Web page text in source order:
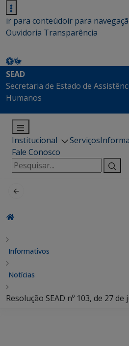
ir para conteúdoir para
Ouvidoria Transparência
SEAD
Secretaria de Estado de
Humanos
Institucional Serviços
Fale Conosco
Pesquisar
por:
Informativos
Notícias
Resolução SEAD nº 103, de 27